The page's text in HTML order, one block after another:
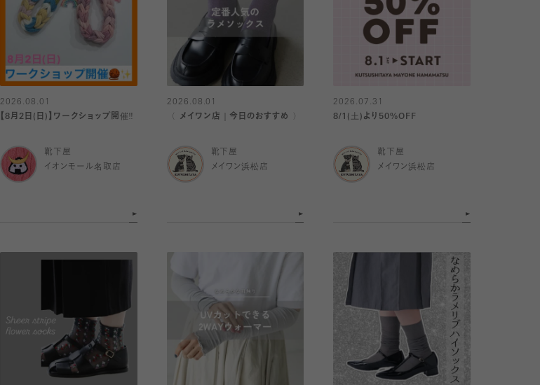
2026.08.01
【8月2日(日)】ワークショップ開催‼️
靴下屋
イオンモール名取店
2026.08.01
〈 メイワン店｜今日のおすすめ 〉
靴下屋
メイワン浜松店
2026.07.31
8/1(土)より50%OFF
靴下屋
メイワン浜松店